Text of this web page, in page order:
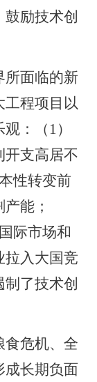
励技术创
所面临的新
工程项目以
观：（ 1 ）
开支高居不
性转变前
能；
际市场和
拉入大国竞
了技术创
食危机、全
成长期负面